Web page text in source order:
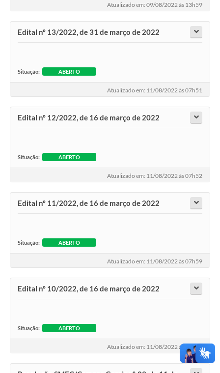
Atualizado em: 09/08/2022 às 13h59
Edital nº 13/2022, de 31 de março de 2022
Situação: ABERTO
Atualizado em: 11/08/2022 às 07h51
Edital nº 12/2022, de 16 de março de 2022
Situação: ABERTO
Atualizado em: 11/08/2022 às 07h52
Edital nº 11/2022, de 16 de março de 2022
Situação: ABERTO
Atualizado em: 11/08/2022 às 07h59
Edital nº 10/2022, de 16 de março de 2022
Situação: ABERTO
Atualizado em: 11/08/2022 às 08h01